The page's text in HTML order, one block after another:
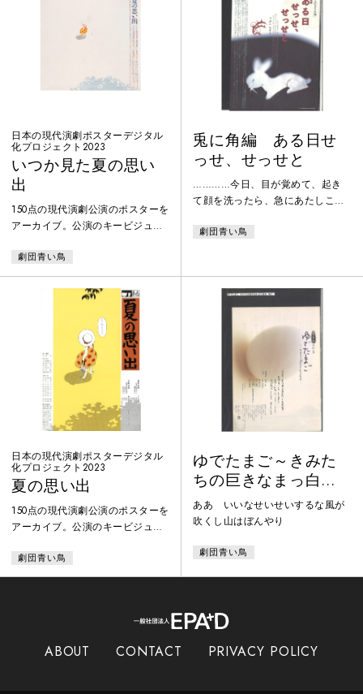
日本の現代演劇ポスターデジタル
化プロジェクト2023
いつか見た夏の思い
出
150点の現代演劇公演のポスターを
アーカイブ。公演のキービジュア
年代から80年代を中心に、紙で現
存するポスターをデジタル化。ポ
スターのセレクションは、1960年
代以降の舞台芸術系のポスターを
収集・保存、これまでも研究や
数々の展覧会に協力する等、演劇
公演のポスターに造詣が深い、ポ
スターハリス・カンパニー社代表
の笹目浩之氏が担当。
劇団青い鳥
兎に角編 ある日せ
っせ、せっせと
…………今日、目が覚めて、起き
て顔を洗ったら、急にあたしこの
てきて、いかに生きるべきかとい
この土地と手を切って。早くいけ
るといいね。
劇団青い鳥
日本の現代演劇ポスターデジタル
化プロジェクト2023
夏の思い出
150点の現代演劇公演のポスターを
アーカイブ。公演のキービジュア
年代から80年代を中心に、紙で現
存するポスターをデジタル化。ポ
収集・保存、これまでも研究や
公演のポスターに造詣が深い、ポ
劇団青い鳥
ゆでたまご～きみた
ちの巨きなまっ白な
素足～
ああ いいなせいせいするな風が
吹くし山はぼんやり
劇団青い鳥
ABOUT CONTACT PRIVACY POLICY